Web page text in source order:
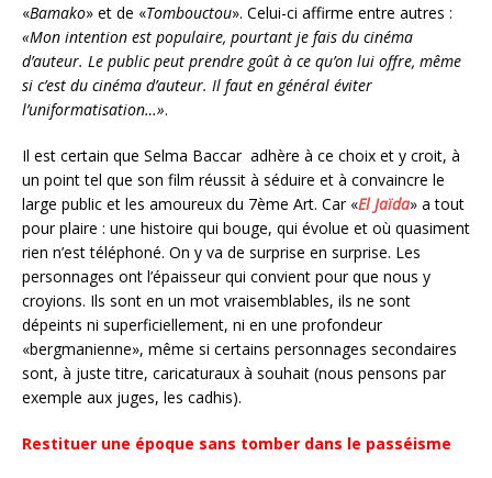
«Bamako» et de «Tombouctou». Celui-ci affirme entre autres :
«Mon intention est populaire, pourtant je fais du cinéma
d’auteur. Le public peut prendre goût à ce qu’on lui offre, même
si c’est du cinéma d’auteur. Il faut en général éviter
l’uniformatisation…».
Il est certain que Selma Baccar adhère à ce choix et y croit, à
un point tel que son film réussit à séduire et à convaincre le
large public et les amoureux du 7ème Art. Car «El Jaïda» a tout
pour plaire : une histoire qui bouge, qui évolue et où quasiment
rien n’est téléphoné. On y va de surprise en surprise. Les
personnages ont l’épaisseur qui convient pour que nous y
croyions. Ils sont en un mot vraisemblables, ils ne sont
dépeints ni superficiellement, ni en une profondeur
«bergmanienne», même si certains personnages secondaires
sont, à juste titre, caricaturaux à souhait (nous pensons par
exemple aux juges, les cadhis).
Restituer une époque sans tomber dans le passéisme